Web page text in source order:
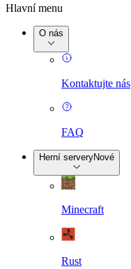
Hlavní menu
O nás
Kontaktujte nás
FAQ
Herní serveryNové
Minecraft
Rust